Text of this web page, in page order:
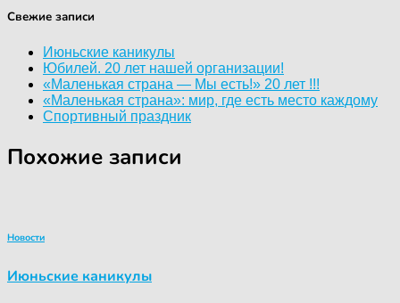
Свежие записи
Июньские каникулы
Юбилей. 20 лет нашей организации!
«Маленькая страна — Мы есть!» 20 лет !!!
«Маленькая страна»: мир, где есть место каждому
Спортивный праздник
Похожие записи
Новости
Июньские каникулы